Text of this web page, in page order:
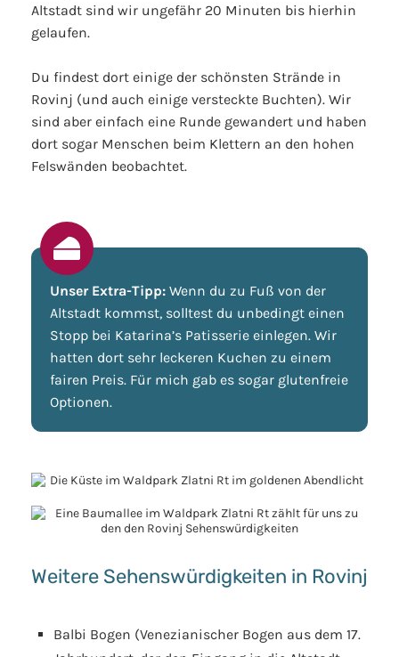
Altstadt sind wir ungefähr 20 Minuten bis hierhin
gelaufen.
Du findest dort einige der schönsten Strände in
Rovinj (und auch einige versteckte Buchten). Wir
sind aber einfach eine Runde gewandert und haben
dort sogar Menschen beim Klettern an den hohen
Felswänden beobachtet.
Unser Extra-Tipp: Wenn du zu Fuß von der
Altstadt kommst, solltest du unbedingt einen
Stopp bei Katarina’s Patisserie einlegen. Wir
hatten dort sehr leckeren Kuchen zu einem
fairen Preis. Für mich gab es sogar glutenfreie
Optionen.
Weitere Sehenswürdigkeiten in Rovinj
Balbi Bogen (Venezianischer Bogen aus dem 17.